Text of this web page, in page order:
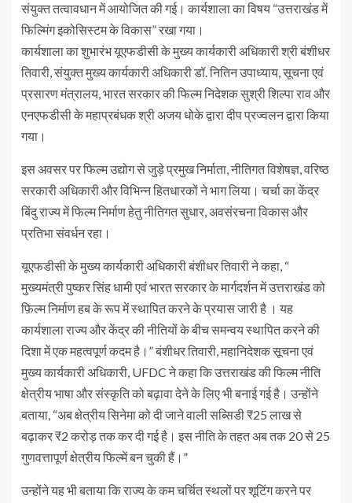
संयुक्त तत्वावधान में आयोजित की गई। कार्यशाला का विषय “उत्तराखंड में
फिल्मिंग इकोसिस्टम के विकास” रखा गया।
कार्यशाला का शुभारंभ यूएफडीसी के मुख्य कार्यकारी अधिकारी श्री बंशीधर
तिवारी, संयुक्त मुख्य कार्यकारी अधिकारी डॉ. नितिन उपाध्याय, सूचना एवं
प्रसारण मंत्रालय, भारत सरकार की फिल्म निदेशक सुश्री शिल्पा राव और
एनएफडीसी के महाप्रबंधक श्री अजय धोके द्वारा दीप प्रज्वलन द्वारा किया
गया।
इस अवसर पर फिल्म उद्योग से जुड़े प्रमुख निर्माता, नीतिगत विशेषज्ञ, वरिष्ठ
सरकारी अधिकारी और विभिन्न हितधारकों ने भाग लिया। चर्चा का केंद्र
बिंदु राज्य में फिल्म निर्माण हेतु नीतिगत सुधार, अवसंरचना विकास और
प्रतिभा संवर्धन रहा।
यूएफडीसी के मुख्य कार्यकारी अधिकारी बंशीधर तिवारी ने कहा, “
मुख्यमंत्री पुष्कर सिंह धामी एवं भारत सरकार के मार्गदर्शन में उत्तराखंड को
फ़िल्म निर्माण हब के रूप में स्थापित करने के प्रयास जारी है । यह
कार्यशाला राज्य और केंद्र की नीतियों के बीच समन्वय स्थापित करने की
दिशा में एक महत्वपूर्ण कदम है।” बंशीधर तिवारी, महानिदेशक सूचना एवं
मुख्य कार्यकारी अधिकारी, UFDC ने कहा कि उत्तराखंड की फिल्म नीति
क्षेत्रीय भाषा और संस्कृति को बढ़ावा देने के लिए भी बनाई गई है। उन्होंने
बताया, “अब क्षेत्रीय सिनेमा को दी जाने वाली सब्सिडी ₹25 लाख से
बढ़ाकर ₹2 करोड़ तक कर दी गई है। इस नीति के तहत अब तक 20 से 25
गुणवत्तापूर्ण क्षेत्रीय फिल्में बन चुकी हैं।”
उन्होंने यह भी बताया कि राज्य के कम चर्चित स्थलों पर शूटिंग करने पर